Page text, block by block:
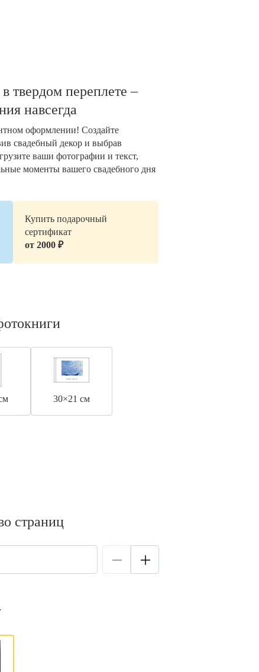
твердом переплете –
навсегда
оформлении! Создайте
свадебный декор и выбрав
ваши фотографии и текст,
моменты вашего свадебного дня
Купить подарочный
сертификат
от 2000 ₽
30×21 см
страниц